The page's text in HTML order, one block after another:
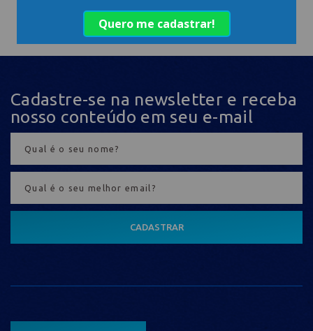
Cadastre-se na newsletter e receba
nosso conteúdo em seu e-mail
CADASTRAR